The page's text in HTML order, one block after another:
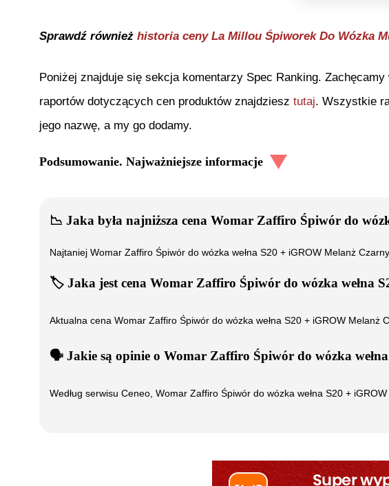
Sprawdź również historia ceny La Millou Śpiworek Do Wózka
Poniżej znajduje się sekcja komentarzy Spec Ranking.
raportów dotyczących cen produktów znajdziesz tutaj. Wszystkie
jego nazwę, a my go dodamy.
Podsumowanie. Najważniejsze informacje
📉 Jaka była najniższa cena Womar Zaffiro Śpiwór do
Najtaniej Womar Zaffiro Śpiwór do wózka wełna S20 + iGROW Melanż
🏷️ Jaka jest cena Womar Zaffiro Śpiwór do wózka wełna
Aktualna cena Womar Zaffiro Śpiwór do wózka wełna S20 + iGROW Melanż
🗣️ ️ Jakie są opinie o Womar Zaffiro Śpiwór do wózka
Według serwisu Ceneo, Womar Zaffiro Śpiwór do wózka wełna S20 +